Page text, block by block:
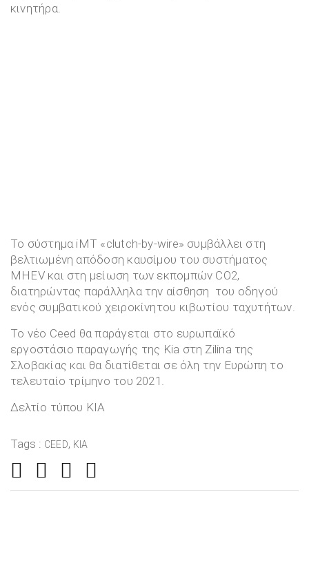
κινητήρα.
Το σύστημα iMT «clutch-by-wire» συμβάλλει στη
βελτιωμένη απόδοση καυσίμου του συστήματος
MHEV και στη μείωση των εκπομπών CO2,
διατηρώντας παράλληλα την αίσθηση του οδηγού
ενός συμβατικού χειροκίνητου κιβωτίου ταχυτήτων.
Το νέο Ceed θα παράγεται στο ευρωπαϊκό
εργοστάσιο παραγωγής της Kia στη Zilina της
Σλοβακίας και θα διατίθεται σε όλη την Ευρώπη το
τελευταίο τρίμηνο του 2021.
Δελτίο τύπου KIA
Tags : CEED, KIA